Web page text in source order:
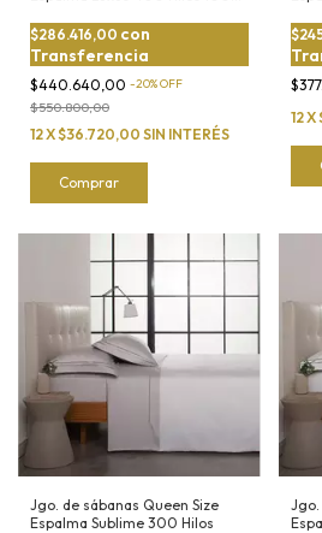
$440.640,00 -20%OFF
$550.800,00
$286.416,00 con
Transferencia
12X$36.720,00 SIN INTERÉS
Comprar
12X
Jgo. de sábanas Queen Size
Espalma Sublime 300 Hilos
Jgo.